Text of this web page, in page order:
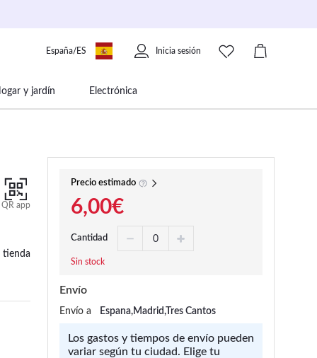
España/ES Inicia sesión
y jardín Electrónica
QR app
tienda
Precio estimado
6,00€
Cantidad
Sin stock
Envío
Envío a Espana,Madrid,Tres Cantos
Los gastos y tiempos de envío pueden
variar según tu ciudad. Elige tu